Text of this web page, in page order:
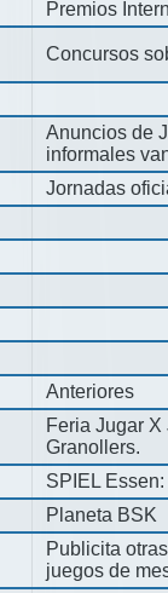
Premios
Concursos
Anuncios de
informales
Jornadas
Anteriores
Feria Jugar
Granollers.
SPIEL
Planeta BSK
Publicita
juegos de